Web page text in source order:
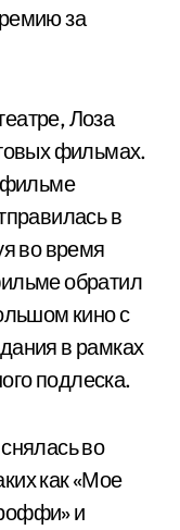
за
Лоза
фильмах.
фильме
в
во время
обратил
кино с
в рамках
подлеска.
во
как «Мое
и